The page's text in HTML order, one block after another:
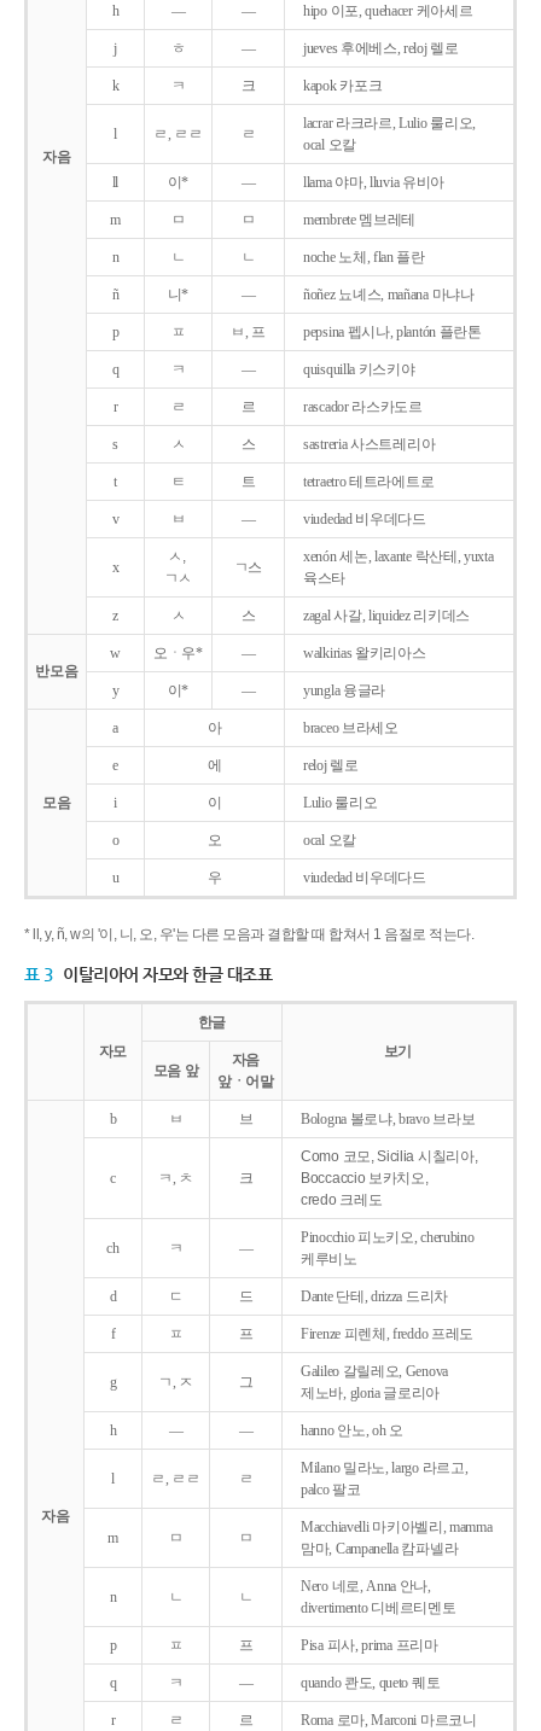
자음
h ― ― hipo 이포, quehacer 케아세르
j ㅎ ― jueves 후에베스, reloj 렐로
k ㅋ 크 kapok 카포크
l ㄹ, ㄹㄹ ㄹ
lacrar 라크라르, Lulio 룰리오,
ocal 오칼
ll 이* ― llama 야마, lluvia 유비아
m ㅁ ㅁ membrete 멤브레테
n ㄴ ㄴ noche 노체, flan 플란
ñ 니* ― ñoñez 뇨녜스, mañana 마냐나
p ㅍ ㅂ, 프 pepsina 펩시나, plantón 플란톤
q ㅋ ― quisquilla 키스키야
r ㄹ 르 rascador 라스카도르
s ㅅ 스 sastreria 사스트레리아
t ㅌ 트 tetraetro 테트라에트로
v ㅂ ― viudedad 비우데다드
x
ㅅ,
ㄱㅅ
ㄱ스
xenón 세논, laxante 락산테, yuxta
육스타
z ㅅ 스 zagal 사갈, liquidez 리키데스
반모음
w 오ㆍ우* ― walkirias 왈키리아스
y 이* ― yungla 융글라
모음
a 아 braceo 브라세오
e 에 reloj 렐로
i 이 Lulio 룰리오
o 오 ocal 오칼
u 우 viudedad 비우데다드
* ll, y, ñ, w의 '이, 니, 오, 우'는 다른 모음과 결합할 때 합쳐서 1 음절로 적는다.
표 3 이탈리아어 자모와 한글 대조표
자모
한글
보기
모음 앞
자음
앞ㆍ어말
자음
b ㅂ 브 Bologna 볼로냐, bravo 브라보
c ㅋ, ㅊ 크
Como 코모, Sicilia 시칠리아,
Boccaccio 보카치오,
credo 크레도
ch ㅋ ―
Pinocchio 피노키오, cherubino
케루비노
d ㄷ 드 Dante 단테, drizza 드리차
f ㅍ 프 Firenze 피렌체, freddo 프레도
g ㄱ, ㅈ 그
Galileo 갈릴레오, Genova
제노바, gloria 글로리아
h ― ― hanno 안노, oh 오
l ㄹ, ㄹㄹ ㄹ
Milano 밀라노, largo 라르고,
palco 팔코
m ㅁ ㅁ
Macchiavelli 마키아벨리, mamma
맘마, Campanella 캄파넬라
n ㄴ ㄴ
Nero 네로, Anna 안나,
divertimento 디베르티멘토
p ㅍ 프 Pisa 피사, prima 프리마
q ㅋ ― quando 콴도, queto 퀘토
r ㄹ 르 Roma 로마, Marconi 마르코니